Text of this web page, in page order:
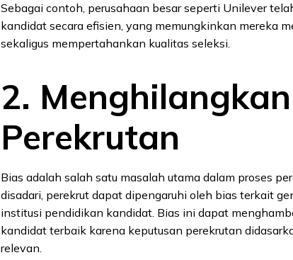
Sebagai contoh, perusahaan besar seperti Unilever
kandidat secara efisien, yang memungkinkan mereka
sekaligus mempertahankan kualitas seleksi.
2.
Perekrutan
Bias adalah salah satu masalah utama dalam proses
disadari, perekrut dapat dipengaruhi oleh bias terkait
institusi pendidikan kandidat. Bias ini dapat
kandidat terbaik karena keputusan perekrutan
relevan.